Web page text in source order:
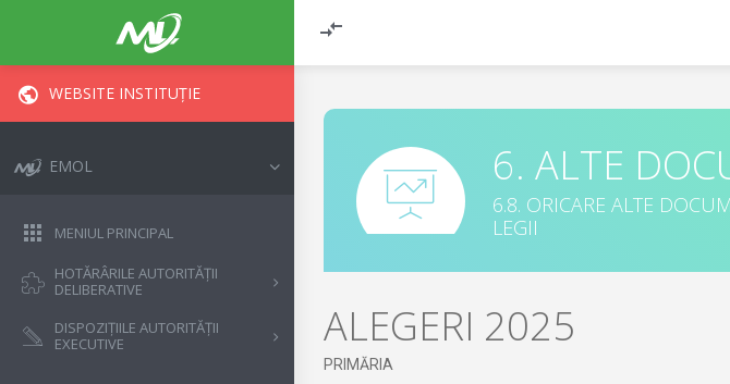
WEBSITE INSTITUȚIE
EMOL
MENIUL PRINCIPAL
HOTĂRÂRILE AUTORITĂȚII
DELIBERATIVE
DISPOZIȚIILE AUTORITĂȚII
EXECUTIVE
6. ALTE
6.8. ORICARE ALTE
LEGII
ALEGERI 2025
PRIMĂRIA